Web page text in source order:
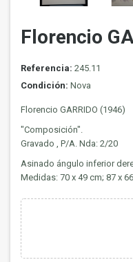
Florencio
Referencia: 245.11
Condición: Nova
Florencio GARRIDO (1946)
"Composición".
Gravado , P/A. Nda: 2/20
Asinado ángulo inferior
Medidas: 70 x 49 cm; 87 x